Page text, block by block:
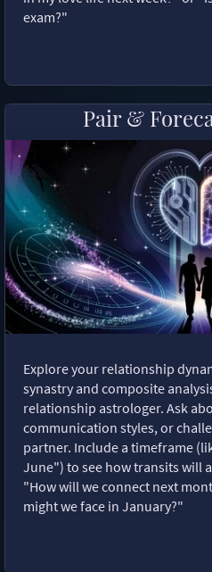
exam?"
Pair &
Explore your relationship
synastry and composite
relationship astrologer. Ask
communication styles, or
partner. Include a timeframe
June") to see how transits will
"How will we connect next
might we face in January?"